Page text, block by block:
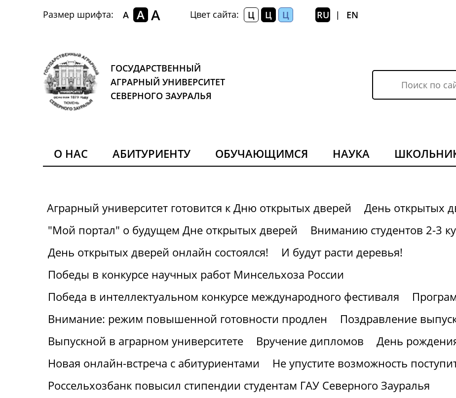
Размер шрифта: A A A Цвет сайта: Ц Ц Ц RU EN
ГОСУДАРСТВЕННЫЙ
АГРАРНЫЙ УНИВЕРСИТЕТ
СЕВЕРНОГО ЗАУРАЛЬЯ
О НАС АБИТУРИЕНТУ ОБУЧАЮЩИМСЯ НАУКА
Аграрный университет готовится к Дню открытых дверей
День открытых
"Мой портал" о будущем Дне открытых дверей
Вниманию студентов 2-3
День открытых дверей онлайн состоялся!
И будут расти деревья!
Победы в конкурсе научных работ Минсельхоза России
Победа в интеллектуальном конкурсе международного фестиваля
Внимание: режим повышенной готовности продлен
Поздравление
Выпускной в аграрном университете
Вручение дипломов
День
Новая онлайн-встреча с абитуриентами
Не упустите возможность
Россельхозбанк повысил стипендии студентам ГАУ Северного Зауралья